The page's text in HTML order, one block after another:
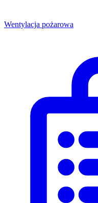
Wentylacja pożarowa